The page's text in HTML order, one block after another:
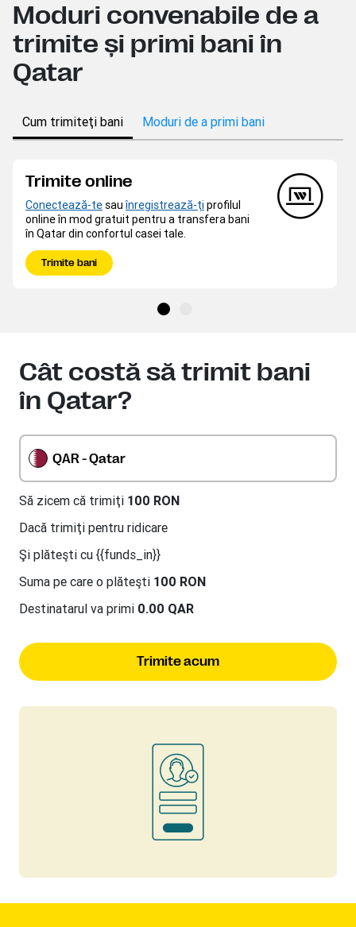
Moduri convenabile de a
trimite şi primi bani în
Qatar
Cum trimiteţi bani Moduri de a primi bani
Trimite online
Conectează-tesauînregistrează-ţi profilul
online în mod gratuit pentru a transfera bani
în Qatar din confortul casei tale.
Trimite bani
Cât costă să trimit bani
în Qatar?
QAR - Qatar
Să zicem că trimiţi 100 RON
Dacă trimiţi pentru ridicare
Şi plăteşti cu {{funds_in}}
Suma pe care o plăteşti 100 RON
Destinatarul va primi 0.00 QAR
Trimite acum